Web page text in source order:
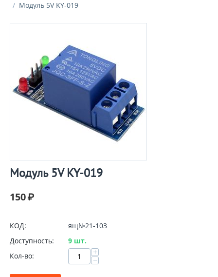
/ Модуль 5V KY-019
Модуль 5V KY-019
150₽
КОД:
ящ№21-103
Доступность:
9 шт.
Кол-во:
+
−